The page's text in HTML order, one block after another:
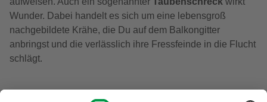
Wunder. Dabei handelt es sich um eine lebensgroß
nachgebildete Krähe, die Du auf dem Balkongitter
anbringst und die verlässlich ihre Fressfeinde in die Flucht
schlägt.